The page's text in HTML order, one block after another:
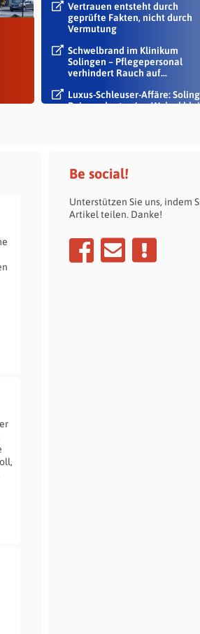
Vertrauen entsteht durch
geprüfte Fakten, nicht durch
Vermutung
Schwelbrand im Klinikum
Solingen – Pflegepersonal
verhindert Rauch auf...
Luxus-Schleuser-Affäre:
Beigeordneter Jan Welzel
Be social!
Unterstützen Sie uns, indem
Artikel teilen. Danke!